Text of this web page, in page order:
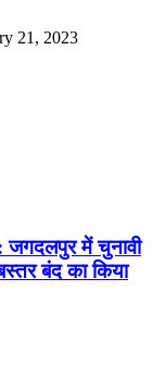
21, 2023
जगदलपुर में चुनावी
बंद का किया